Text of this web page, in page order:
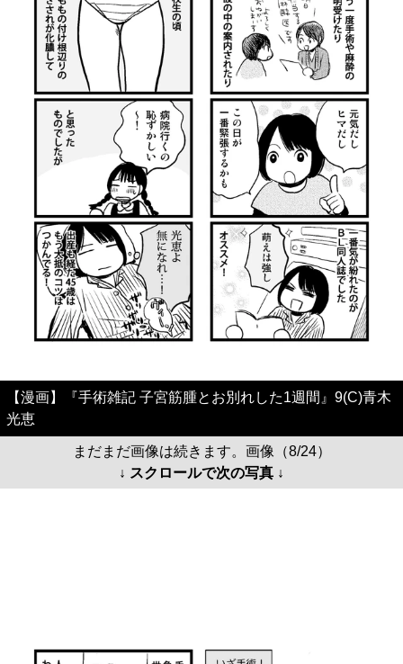
【漫画】『手術雑記 子宮筋腫とお別れした1週間』9(C)青木
光恵
まだまだ画像は続きます。画像（8/24）
↓ スクロールで次の写真 ↓